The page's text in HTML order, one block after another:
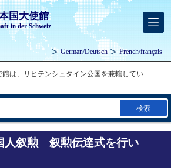
国大使館
in der Schweiz
German/Deutsch French/français
は、 リヒテンシュタイン公国 を兼轄してい
検索
人叙勲 叙勲伝達式を行い